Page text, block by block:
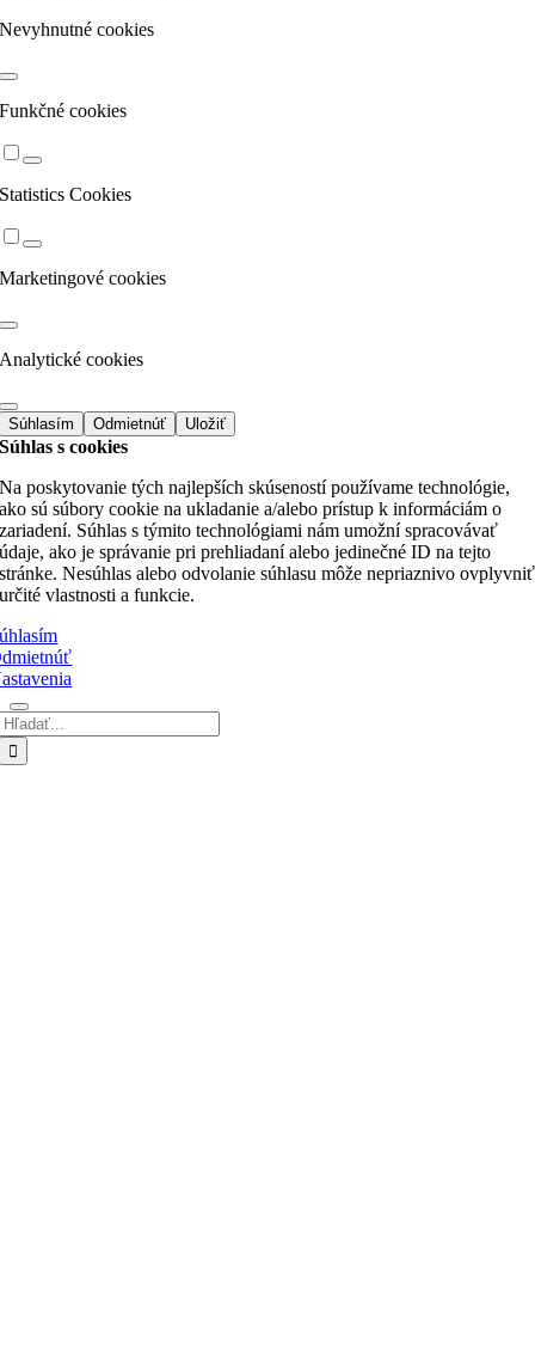
Nevyhnutné cookies
Funkčné cookies
Statistics Cookies
Marketingové cookies
Analytické cookies
Súhlasím Odmietnúť Uložiť
Súhlas s cookies
Na poskytovanie tých najlepších skúseností používame technológie,
ako sú súbory cookie na ukladanie a/alebo prístup k informáciám o
zariadení. Súhlas s týmito technológiami nám umožní spracovávať
údaje, ako je správanie pri prehliadaní alebo jedinečné ID na tejto
stránke. Nesúhlas alebo odvolanie súhlasu môže nepriaznivo ovplyvniť
určité vlastnosti a funkcie.